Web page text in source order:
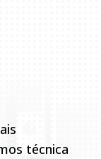
técnica